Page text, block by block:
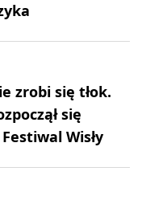
zrobi się tłok.
się
Wisły